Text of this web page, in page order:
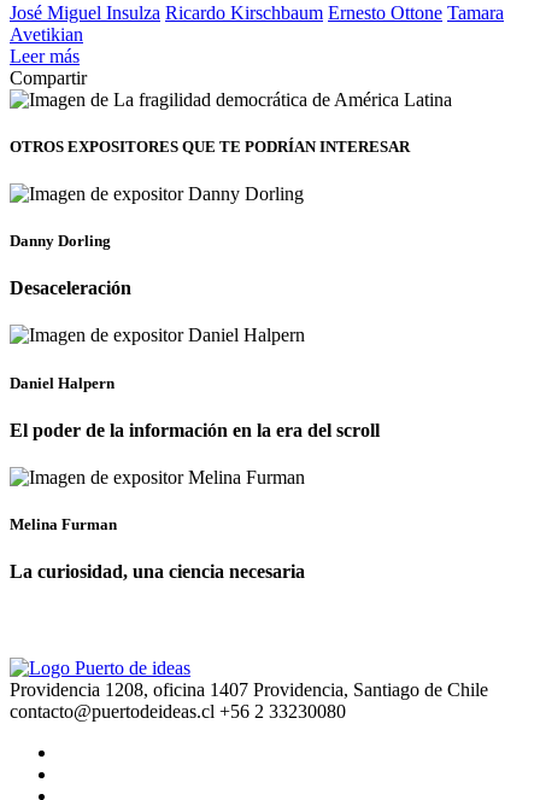
José Miguel Insulza Ricardo Kirschbaum Ernesto Ottone Tamara
Avetikian
Leer más
Compartir
OTROS EXPOSITORES QUE TE PODRÍAN INTERESAR
Danny Dorling
Desaceleración
Daniel Halpern
El poder de la información en la era del scroll
Melina Furman
La curiosidad, una ciencia necesaria
Providencia 1208, oficina 1407 Providencia, Santiago de Chile
contacto@puertodeideas.cl +56 2 33230080